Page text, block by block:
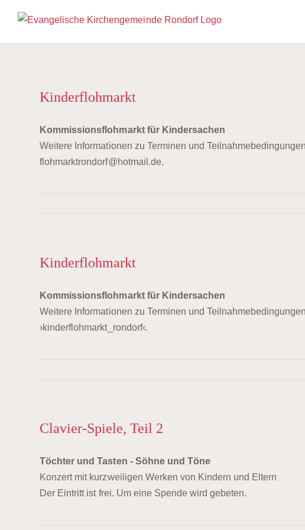
Inhalt
Kinderflohmarkt
Kommissionsflohmarkt für Kindersachen
Weitere Informationen zu Terminen und
flohmarktrondorf@hotmail.de.
Kinderflohmarkt
Kommissionsflohmarkt für Kindersachen
Weitere Informationen zu Terminen und
›kinderflohmarkt_rondorf‹.
Clavier-Spiele, Teil 2
Töchter und Tasten - Söhne und Töne
Konzert mit kurzweiligen Werken von Kindern und Eltern
Der Eintritt ist frei. Um eine Spende wird gebeten.